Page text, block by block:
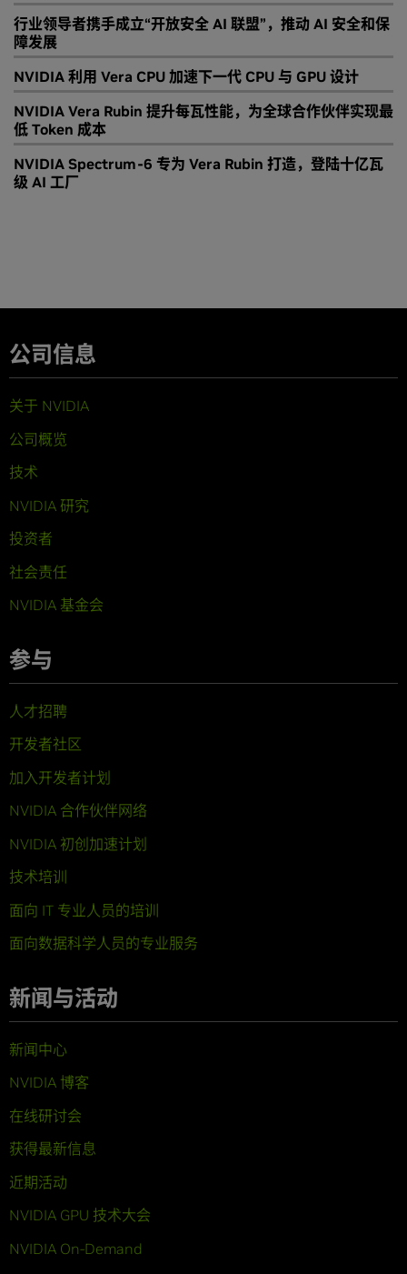
行业领导者携手成立“开放安全 AI 联盟”，推动 AI 安全和保
障发展
NVIDIA 利用 Vera CPU 加速下一代 CPU 与 GPU 设计
NVIDIA Vera Rubin 提升每瓦性能，为全球合作伙伴实现最
低 Token 成本
NVIDIA Spectrum-6 专为 Vera Rubin 打造，登陆十亿瓦
级 AI 工厂
公司信息
关于 NVIDIA
公司概览
技术
NVIDIA 研究
投资者
社会责任
NVIDIA 基金会
参与
人才招聘
开发者社区
加入开发者计划
NVIDIA 合作伙伴网络
NVIDIA 初创加速计划
技术培训
面向 IT 专业人员的培训
面向数据科学人员的专业服务
新闻与活动
新闻中心
NVIDIA 博客
在线研讨会
获得最新信息
近期活动
NVIDIA GPU 技术大会
NVIDIA On-Demand